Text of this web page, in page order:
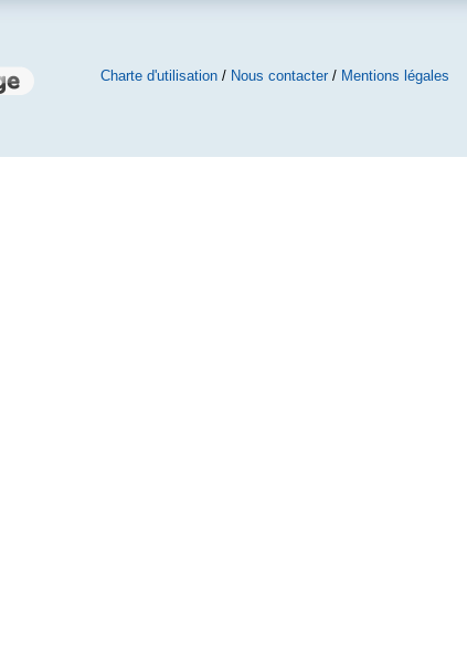
Charte d'utilisation/ Nous contacter/ Mentions légales